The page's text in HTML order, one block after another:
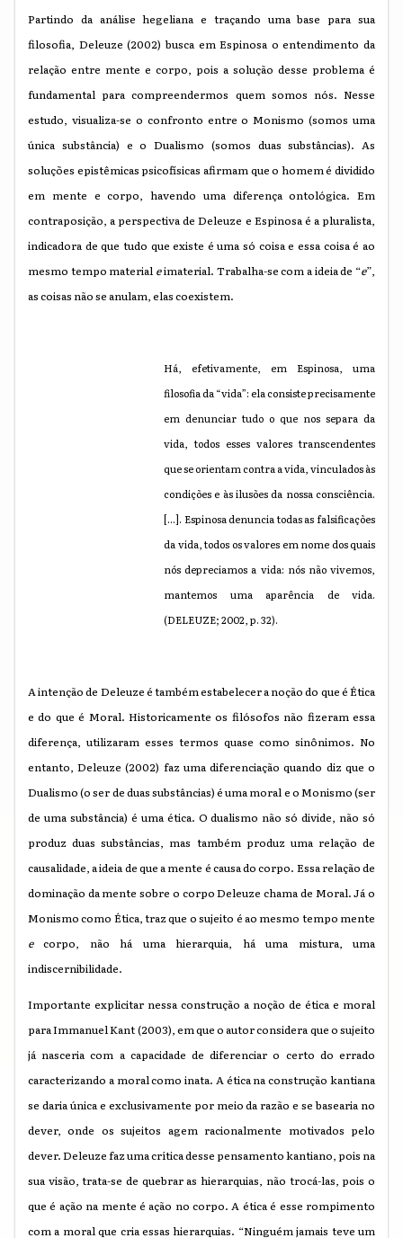
Partindo da análise hegeliana e traçando uma base para sua
filosofia, Deleuze (2002) busca em Espinosa o entendimento da
relação entre mente e corpo, pois a solução desse problema é
fundamental para compreendermos quem somos nós. Nesse
estudo, visualiza-se o confronto entre o Monismo (somos uma
única substância) e o Dualismo (somos duas substâncias). As
soluções epistêmicas psicofísicas afirmam que o homem é dividido
em mente e corpo, havendo uma diferença ontológica. Em
contraposição, a perspectiva de Deleuze e Espinosa é a pluralista,
indicadora de que tudo que existe é uma só coisa e essa coisa é ao
mesmo tempo material eimaterial. Trabalha-se com a ideia de “e”,
as coisas não se anulam, elas coexistem.
Há, efetivamente, em Espinosa, uma
filosofia da “vida”: ela consiste precisamente
em denunciar tudo o que nos separa da
vida, todos esses valores transcendentes
que se orientam contra a vida, vinculados às
condições e às ilusões da nossa consciência.
[...]. Espinosa denuncia todas as falsificações
da vida, todos os valores em nome dos quais
nós depreciamos a vida: nós não vivemos,
mantemos uma aparência de vida.
(DELEUZE; 2002, p. 32).
A intenção de Deleuze é também estabelecer a noção do que é Ética
e do que é Moral. Historicamente os filósofos não fizeram essa
diferença, utilizaram esses termos quase como sinônimos. No
entanto, Deleuze (2002) faz uma diferenciação quando diz que o
Dualismo (o ser de duas substâncias) é uma moral e o Monismo (ser
de uma substância) é uma ética. O dualismo não só divide, não só
produz duas substâncias, mas também produz uma relação de
causalidade, a ideia de que a mente é causa do corpo. Essa relação de
dominação da mente sobre o corpo Deleuze chama de Moral. Já o
Monismo como Ética, traz que o sujeito é ao mesmo tempo mente
ecorpo, não há uma hierarquia, há uma mistura, uma
indiscernibilidade.
Importante explicitar nessa construção a noção de ética e moral
para Immanuel Kant (2003), em que o autor considera que o sujeito
já nasceria com a capacidade de diferenciar o certo do errado
caracterizando a moral como inata. A ética na construção kantiana
se daria única e exclusivamente por meio da razão e se basearia no
dever, onde os sujeitos agem racionalmente motivados pelo
dever. Deleuze faz uma crítica desse pensamento kantiano, pois na
sua visão, trata-se de quebrar as hierarquias, não trocá-las, pois o
que é ação na mente é ação no corpo. A ética é esse rompimento
com a moral que cria essas hierarquias. “Ninguém jamais teve um